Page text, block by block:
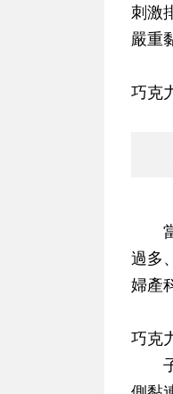
刺激
嚴重
巧克
當
過多
婦產
巧克
子